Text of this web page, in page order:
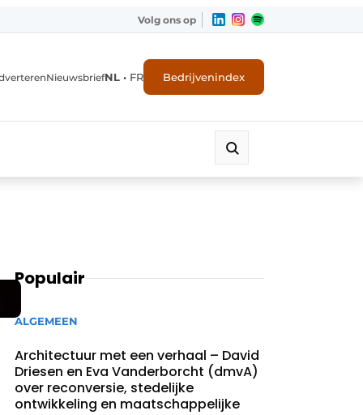
Volg ons op
NieuwsbriefNL • FR Bedrijvenindex
Populair
ALGEMEEN
Architectuur met een verhaal – David
Driesen en Eva Vanderborcht (dmvA)
over reconversie, stedelijke
ontwikkeling en maatschappelijke